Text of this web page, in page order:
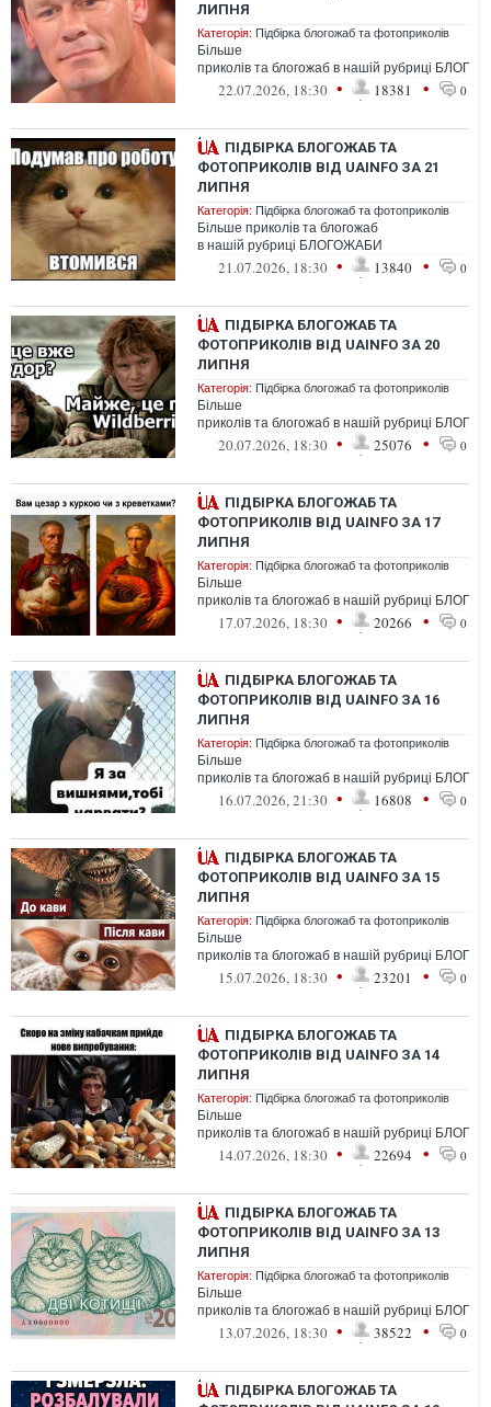
ЛИПНЯ
Категорія: Підбірка блогожаб та фотоприколів
Більше
приколів та блогожаб в нашій рубриці
22.07.2026, 18:30 • 18381 • 0
ПІДБІРКА БЛОГОЖАБ ТА
ФОТОПРИКОЛІВ ВІД UAINFO ЗА 21
ЛИПНЯ
Категорія: Підбірка блогожаб та фотоприколів
Більше приколів та блогожаб
в нашій рубриці БЛОГОЖАБИ
21.07.2026, 18:30 • 13840 • 0
ПІДБІРКА БЛОГОЖАБ ТА
ФОТОПРИКОЛІВ ВІД UAINFO ЗА 20
ЛИПНЯ
Категорія: Підбірка блогожаб та фотоприколів
Більше
приколів та блогожаб в нашій рубриці
20.07.2026, 18:30 • 25076 • 0
ПІДБІРКА БЛОГОЖАБ ТА
ФОТОПРИКОЛІВ ВІД UAINFO ЗА 17
ЛИПНЯ
Категорія: Підбірка блогожаб та фотоприколів
Більше
приколів та блогожаб в нашій рубриці
17.07.2026, 18:30 • 20266 • 0
ПІДБІРКА БЛОГОЖАБ ТА
ФОТОПРИКОЛІВ ВІД UAINFO ЗА 16
ЛИПНЯ
Категорія: Підбірка блогожаб та фотоприколів
Більше
приколів та блогожаб в нашій рубриці
16.07.2026, 21:30 • 16808 • 0
ПІДБІРКА БЛОГОЖАБ ТА
ФОТОПРИКОЛІВ ВІД UAINFO ЗА 15
ЛИПНЯ
Категорія: Підбірка блогожаб та фотоприколів
Більше
приколів та блогожаб в нашій рубриці
15.07.2026, 18:30 • 23201 • 0
ПІДБІРКА БЛОГОЖАБ ТА
ФОТОПРИКОЛІВ ВІД UAINFO ЗА 14
ЛИПНЯ
Категорія: Підбірка блогожаб та фотоприколів
Більше
приколів та блогожаб в нашій рубриці
14.07.2026, 18:30 • 22694 • 0
ПІДБІРКА БЛОГОЖАБ ТА
ФОТОПРИКОЛІВ ВІД UAINFO ЗА 13
ЛИПНЯ
Категорія: Підбірка блогожаб та фотоприколів
Більше
приколів та блогожаб в нашій рубриці
13.07.2026, 18:30 • 38522 • 0
ПІДБІРКА БЛОГОЖАБ ТА